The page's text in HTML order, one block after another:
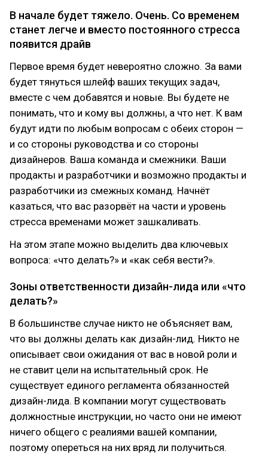
В начале будет тяжело. Очень. Со временем
станет легче и вместо постоянного стресса
появится драйв
Первое время будет невероятно сложно. За вами
будет тянуться шлейф ваших текущих задач,
вместе с чем добавятся и новые. Вы будете не
понимать, что и кому вы должны, а что нет. К вам
будут идти по любым вопросам с обеих сторон —
и со стороны руководства и со стороны
дизайнеров. Ваша команда и смежники. Ваши
продакты и разработчики и возможно продакты и
разработчики из смежных команд. Начнёт
казаться, что вас разорвёт на части и уровень
стресса временами может зашкаливать.
На этом этапе можно выделить два ключевых
вопроса: «что делать?» и «как себя вести?».
Зоны ответственности дизайн-лида или «что
делать?»
В большинстве случае никто не объясняет вам,
что вы должны делать как дизайн-лид. Никто не
описывает свои ожидания от вас в новой роли и
не ставит цели на испытательный срок. Не
существует единого регламента обязанностей
дизайн-лида. В компании могут существовать
должностные инструкции, но часто они не имеют
ничего общего с реалиями вашей компании,
поэтому опереться на них вряд ли получиться.